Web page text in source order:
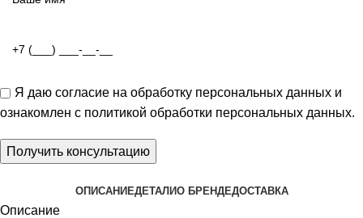
Я даю согласие на обработку персональных данных и
ознакомлен с политикой обработки персональных данных.
ОПИСАНИЕДЕТАЛИО БРЕНДЕДОСТАВКА
Описание